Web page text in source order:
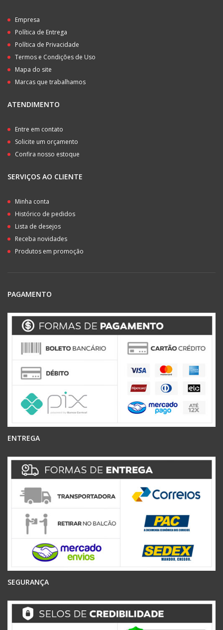
Empresa
Política de Entrega
Política de Privacidade
Termos e Condições de Uso
Mapa do site
Marcas que trabalhamos
ATENDIMENTO
Entre em contato
Solicite um orçamento
Confira nosso estoque
SERVIÇOS AO CLIENTE
Minha conta
Histórico de pedidos
Lista de desejos
Receba novidades
Produtos em promoção
PAGAMENTO
ENTREGA
SEGURANÇA